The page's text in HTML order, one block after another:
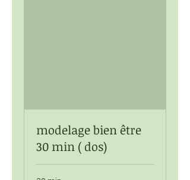
modelage bien être
30 min ( dos)